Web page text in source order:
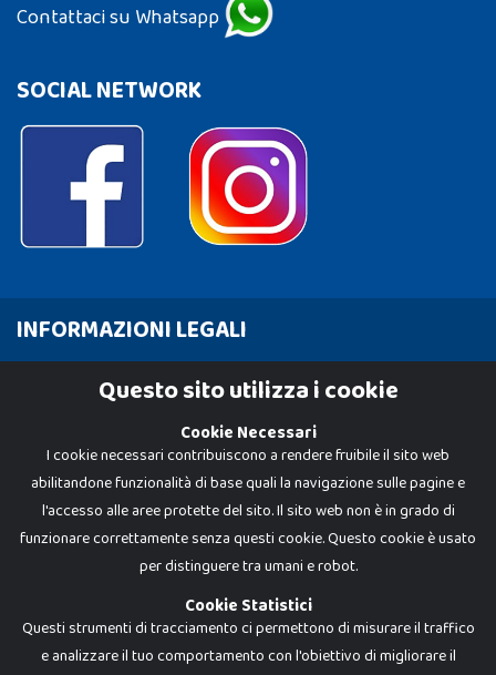
Contattaci su Whatsapp
SOCIAL NETWORK
INFORMAZIONI LEGALI
Cookie PolicyQuesto sito utilizza i cookie
Cookie Necessari
I cookie necessari contribuiscono a rendere fruibile il sito web
abilitandone funzionalità di base quali la navigazione sulle pagine e
l'accesso alle aree protette del sito. Il sito web non è in grado di
funzionare correttamente senza questi cookie. Questo cookie è usato
per distinguere tra umani e robot.
Cookie Statistici
Questi strumenti di tracciamento ci permettono di misurare il traffico
e analizzare il tuo comportamento con l'obiettivo di migliorare il